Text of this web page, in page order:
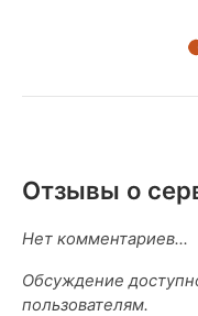
Отзывы о
Нет комментариев...
Обсуждение
пользователям.